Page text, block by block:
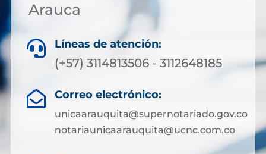
Arauca
 Líneas de atención:
(+57) 3114813506 - 3112648185
 Correo electrónico:
unicaarauquita@supernotariado.gov.co
notariaunicaarauquita@ucnc.com.co